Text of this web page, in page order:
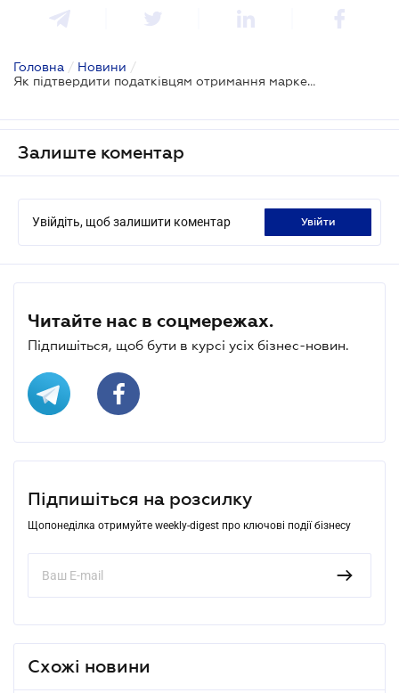
Головна / Новини /
Як підтвердити податківцям отримання маркетингових послуг?
Залиште коментар
Увійдіть, щоб залишити коментар увійти
Читайте нас в соцмережах.
Підпишіться, щоб бути в курсі усіх бізнес-новин.
Підпишіться на розсилку
Щопонеділка отримуйте weekly-digest про ключові події бізнесу
Схожі новини